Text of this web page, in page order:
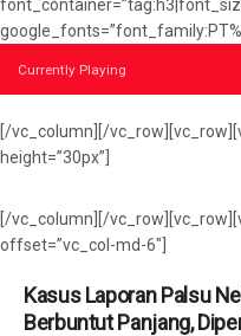
Currently Playing
[/vc_column][/
height=”30px”]
[/vc_column][/
offset=”vc_col-md-6″]
Kasus Laporan Palsu
Berbuntut Panjang,